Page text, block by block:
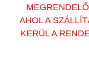
AHOL A
KERÜL A